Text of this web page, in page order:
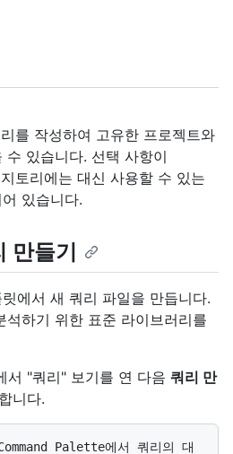
를 작성하여 고유한 프로젝트와
있습니다. 선택 사항이
토리에는 대신 사용할 수 있는
있습니다.
만들기
에서 새 쿼리 파일을 만듭니다.
석하기 위한 표준 라이브러리를
서 "쿼리" 보기를 연 다음 쿼리 만
니다.